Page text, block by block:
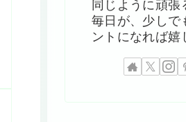
同じように頑張
毎日が、少しで
ントになれば嬉